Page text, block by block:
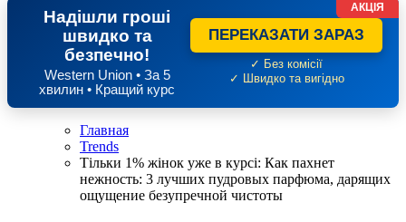
Надішли гроші
швидко та
безпечно!
Western Union • За 5
хвилин • Кращий курс
ПЕРЕКАЗАТИ ЗАРАЗ
✓ Без комісії
✓ Швидко та вигідно
АКЦІЯ
Главная
Trends
Тільки 1% жінок уже в курсі: Как пахнет
нежность: 3 лучших пудровых парфюма, дарящих
ощущение безупречной чистоты